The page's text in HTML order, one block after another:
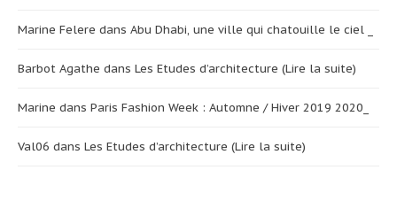
Marine Felere dans Abu Dhabi, une ville qui chatouille le ciel _
Barbot Agathe dans Les Etudes d’architecture (Lire la suite)
Marine dans Paris Fashion Week : Automne / Hiver 2019 2020_
Val06 dans Les Etudes d’architecture (Lire la suite)